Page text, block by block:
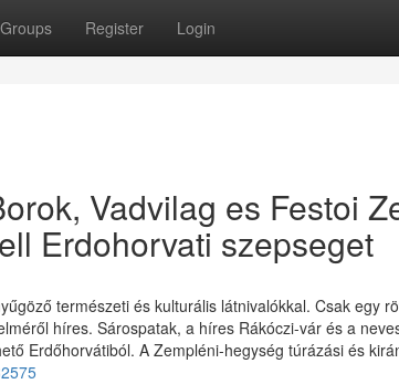
Groups Register Login
Vadvilag es Festoi
Erdohorvati szepseget
természeti és kulturális látnivalókkal. Csak egy
híres. Sárospatak, a híres Rákóczi-vár és a
Erdőhorvátiból. A Zempléni-hegység túrázási és